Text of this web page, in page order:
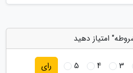
امتیاز دهید
3
4
5 رای